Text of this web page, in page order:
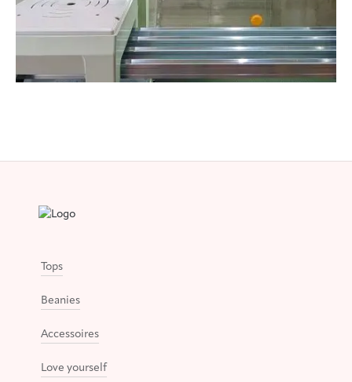
Tops
Beanies
Accessoires
Love yourself